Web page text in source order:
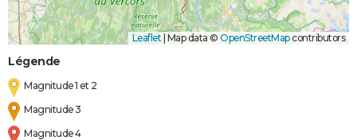
Leaflet | Map data © OpenStreetMapcontributors
Légende
Magnitude 1 et 2
Magnitude 3
Magnitude 4